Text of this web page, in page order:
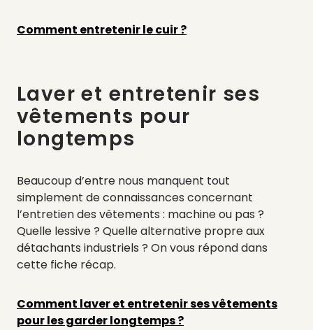
Comment entretenir le cuir ?
Laver et entretenir ses
vêtements pour
longtemps
Beaucoup d’entre nous manquent tout
simplement de connaissances concernant
l’entretien des vêtements : machine ou pas ?
Quelle lessive ? Quelle alternative propre aux
détachants industriels ? On vous répond dans
cette fiche récap.
Comment laver et entretenir ses vêtements
pour les garder longtemps ?